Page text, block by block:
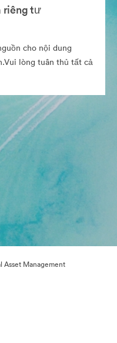
riêng tư
cho nội dung
lòng tuân thủ tất cả
Asset Management